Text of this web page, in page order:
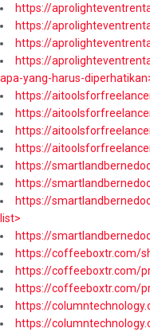
https://
https://
https://
https://
apa-yang-harus-
https://
https://
https://
https://
https://
https://
https://
list>
https://
https://coffeeboxtr.com/
https://coffeeboxtr.com/
https://coffeeboxtr.com/
https://
https://